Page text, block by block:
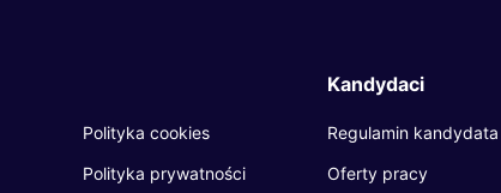
Polityka cookies
Polityka prywatności
Kandydaci
Regulamin kandydata
Oferty pracy